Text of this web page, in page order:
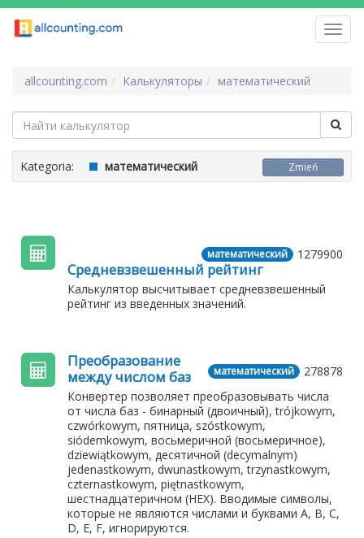
allcounting.com Калькуляторы математический
Kategoria: математический Zmień
1279900
математический
Средневзвешенный рейтинг
Калькулятор высчитывает средневзвешенный
рейтинг из введенных значений.
278878
математический
Преобразование
между числом баз
Конвертер позволяет преобразовывать числа
от числа баз - бинарный (двоичный), trójkowym,
czwórkowym, пятница, szóstkowym,
siódemkowym, восьмеричной (восьмеричное),
dziewiątkowym, десятичной (decymalnym)
jedenastkowym, dwunastkowym, trzynastkowym,
czternastkowym, piętnastkowym,
шестнадцатеричном (HEX). Вводимые символы,
которые не являются числами и буквами A, B, C,
D, E, F, игнорируются.